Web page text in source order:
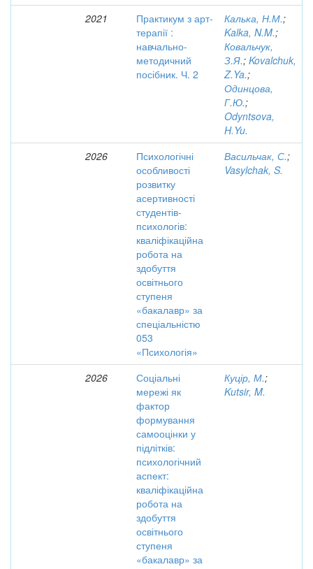
2021
Практикум з арт-
терапії :
навчально-
методичний
посібник. Ч. 2
Калька, Н.М.;
Kalka, N.M.;
Ковальчук,
З.Я.; Kovalchuk,
Z.Ya.;
Одинцова,
Г.Ю.;
Odyntsova,
H.Yu.
2026
Психологічні
особливості
розвитку
асертивності
студентів-
психологів:
кваліфікаційна
робота на
здобуття
освітнього
ступеня
«бакалавр» за
спеціальністю
053
«Психологія»
Васильчак, С.;
Vasylchak, S.
2026
Соціальні
мережі як
фактор
формування
самооцінки у
підлітків:
психологічний
аспект:
кваліфікаційна
робота на
здобуття
освітнього
ступеня
«бакалавр» за
Куцір, М.;
Kutsir, M.